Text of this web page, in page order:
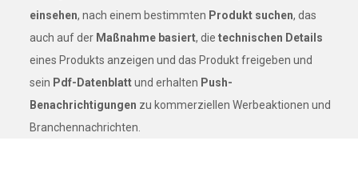
einsehen, nach einem bestimmten Produkt suchen, das
auch auf der Maßnahme basiert, die technischen Details
eines Produkts anzeigen und das Produkt freigeben und
sein Pdf-Datenblattund erhalten Push-
Benachrichtigungen zu kommerziellen Werbeaktionen und
Branchennachrichten.